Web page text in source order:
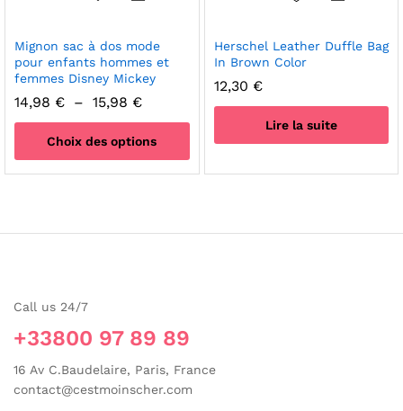
produit
produit
Mignon sac à dos mode
pour enfants hommes et
femmes Disney Mickey
14,98 € – 15,98 €Plage
14,98 €
à
15,98 €
Choix des options
peuvent
choisies
sur
la
Herschel Leather Duffle Bag
In Brown Color
12,30 €
Lire la suite
Call us 24/7
+33800 97 89 89
16 Av C.Baudelaire, Paris, France
contact@cestmoinscher.com